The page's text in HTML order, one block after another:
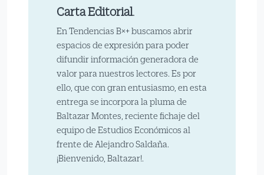
Carta Editorial
En Tendencias B×+ buscamos abrir
espacios de expresión para poder
difundir información generadora de
valor para nuestros lectores. Es por
ello, que con gran entusiasmo, en esta
entrega se incorpora la pluma de
Baltazar Montes, reciente fichaje del
equipo de Estudios Económicos al
frente de Alejandro Saldaña.
¡Bienvenido, Baltazar!.